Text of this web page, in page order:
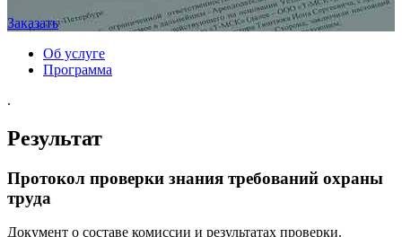
Заказать
Об услуге
Программа
.
Результат
Протокол проверки знания требований охраны
труда
Документ о составе комиссии и результатах проверки.